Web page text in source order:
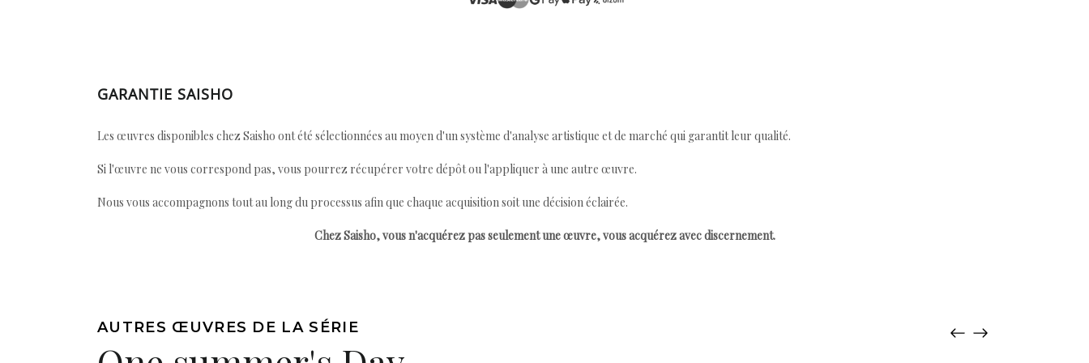
GARANTIE SAISHO
Les œuvres disponibles chez Saisho ont été sélectionnées au moyen d'un système d'analyse artistique et de marché qui garantit leur qualité.
Si l'œuvre ne vous correspond pas, vous pourrez récupérer votre dépôt ou l'appliquer à une autre œuvre.
Nous vous accompagnons tout au long du processus afin que chaque acquisition soit une décision éclairée.
Chez Saisho, vous n'acquérez pas seulement une œuvre, vous acquérez avec discernement.
AUTRES ŒUVRES DE LA SÉRIE